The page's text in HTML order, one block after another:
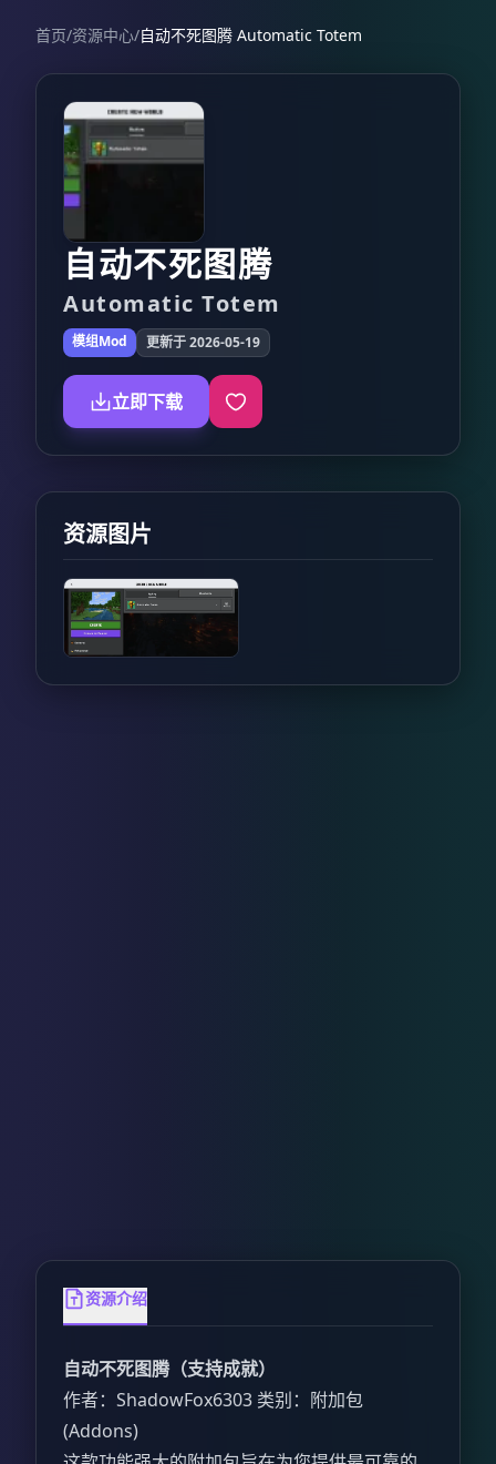
首页/资源中心/自动不死图腾 Automatic Totem
自动不死图腾
Automatic Totem
模组Mod 更新于 2026-05-19
立即下载
资源图片
资源介绍
自动不死图腾（支持成就）
作者：ShadowFox6303 类别：附加包
(Addons)